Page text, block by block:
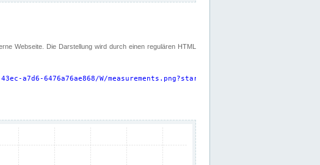
Webseite. Die Darstellung wird durch einen regulären HTML
6476a76ae868/W/measurements.png?start=P15D&width=925&height=220